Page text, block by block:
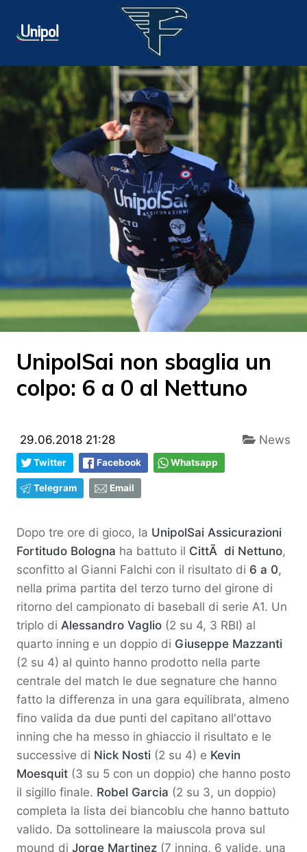
UnipolSai non sbaglia un
colpo: 6 a 0 al Nettuno
29.06.2018 21:28 News
Twitter Facebook Whatsapp
Telegram Email
Dopo tre ore di gioco, la UnipolSai Assicurazioni
Fortitudo Bologna ha battuto il CittÃ di Nettuno,
sconfitto al Gianni Falchi con il risultato di 6 a 0,
nella prima partita del terzo turno del girone di
ritorno del campionato di baseball di serie A1. Un
triplo di Alessandro Vaglio (2 su 4, 3 RBI) al
quarto inning e un doppio di Giuseppe Mazzanti
(2 su 4) al quinto hanno prodotto nella parte
centrale del match le due segnature che hanno
fatto la differenza in una gara equilibrata, almeno
fino valida da due punti del capitano all'ottavo
inning che ha messo in ghiaccio il risultato e le
successive di Nick Nosti (2 su 4) e Kevin
Moesquit (3 su 5 con un doppio) che hanno posto
il sigillo finale. Robel Garcia (2 su 3, un doppio)
completa la lista dei biancoblu che hanno battuto
valido. Da sottolineare la maiuscola prova sul
mound di Jorge Martinez (7 inning, 6 valide, una